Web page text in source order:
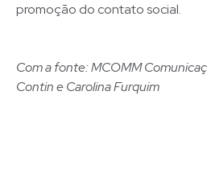
promoção do contato social.
Com a fonte: MCOMM
Contin e Carolina Furquim